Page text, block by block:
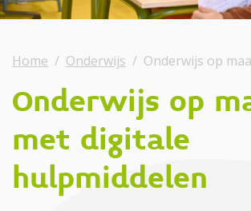
Home Onderwijs Onderwijs op maat met
Onderwijs op
met digitale
hulpmiddelen